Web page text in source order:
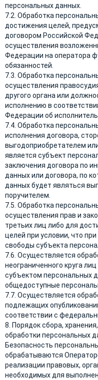
персональных данных.
7.2. Обработка
достижения целей,
договором Российской
осуществления
Федерации на оператора
обязанностей.
7.3. Обработка
осуществления
другого органа или
исполнению в
Федерации об
7.4. Обработка
исполнения договора,
выгодоприобретателем
является субъект
заключения договора по
данных или договора, по
данных будет являться
поручителем.
7.5. Обработка
осуществления прав и
третьих лиц либо для
целей при условии, что
свободы субъекта
7.6. Осуществляется
неограниченного круга
субъектом персональных
общедоступные
7.7. Осуществляется
подлежащих
соответствии с
8. Порядок сбора,
обработки персональных
Безопасность
обрабатываются
реализации правовых,
необходимых для